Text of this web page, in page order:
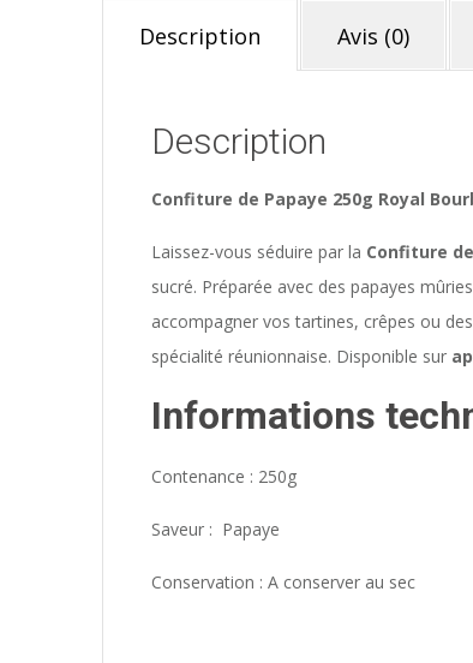
Description Avis (0)
Description
Confiture de Papaye 250g Royal
Laissez-vous séduire par la Confiture
sucré. Préparée avec des papayes
accompagner vos tartines, crêpes ou
spécialité réunionnaise. Disponible sur
Informations
Contenance : 250g
Saveur : Papaye
Conservation : A conserver au sec